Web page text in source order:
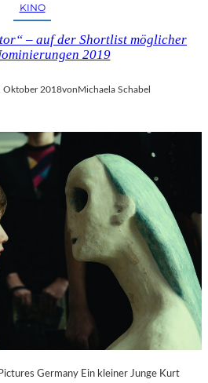
KINO
– auf der Shortlist möglicher
2019
Oktober 2018vonMichaela Schabel
Germany Ein kleiner Junge Kurt